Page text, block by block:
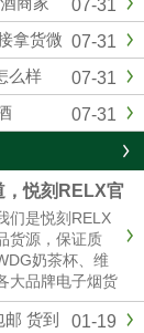
07-31
07-31
拿货微
07-31
么样
07-31
，悦刻RELX官
们是悦刻RELX
货源，保证质
奶茶杯、维
大品牌电子烟货
方一手供应
密的合作关系，
01-19
货到